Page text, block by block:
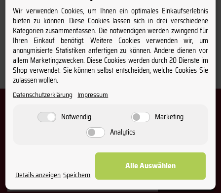
Filtern nach
Newsletter – Immer informiert über
Wein & Winzer
Melden Sie sich bei unserem Newsletter an und profitieren Sie
Email-
Adresse
Abonnieren
Wir verwenden Cookies, um Ihnen ein optimales Einkaufserlebnis
bieten zu können. Diese Cookies lassen sich in drei verschiedene
Kategorien zusammenfassen. Die notwendigen werden zwingend für
Ihren Einkauf benötigt. Weitere Cookies verwenden wir, um
anonymisierte Statistiken anfertigen zu können. Andere dienen vor
allem Marketingzwecken. Diese Cookies werden durch 20 Dienste im
Shop verwendet. Sie können selbst entscheiden, welche Cookies Sie
zulassen wollen.
Datenschutzerklärung Impressum
Notwendig
Marketing
Analytics
Details anzeigen Speichern
Alle Auswählen